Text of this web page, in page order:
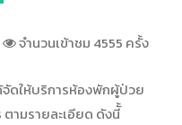
จำนวนเข้าชม 4555 ครั้ง
ห้บริการห้องพักผู้ป่วย
ามรายละเอียด ดังนีั้